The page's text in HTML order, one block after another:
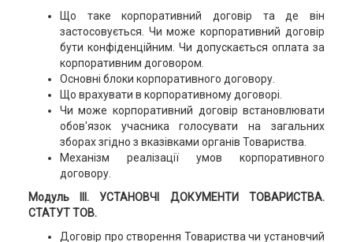
Що таке корпоративний договір та де він
застосовується. Чи може корпоративний договір
бути конфіденційним. Чи допускається оплата за
корпоративним договором.
Основні блоки корпоративного договору.
Що врахувати в корпоративному договорі.
Чи може корпоративний договір встановлювати
обов'язок учасника голосувати на загальних
зборах згідно з вказівками органів Товариства.
Механізм реалізації умов корпоративного
договору.
Модуль III. УСТАНОВЧІ ДОКУМЕНТИ ТОВАРИСТВА.
СТАТУТ ТОВ.
Договір про створення Товариства чи установчий